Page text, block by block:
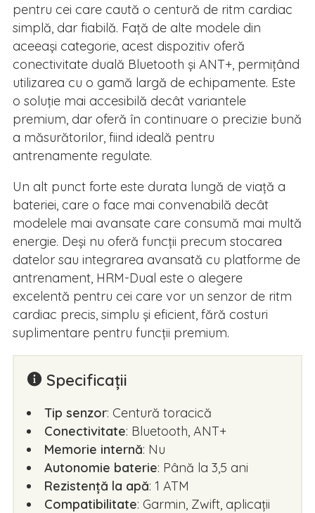
pentru cei care caută o centură de ritm cardiac
simplă, dar fiabilă. Față de alte modele din
aceeași categorie, acest dispozitiv oferă
conectivitate duală Bluetooth și ANT+, permițând
utilizarea cu o gamă largă de echipamente. Este
o soluție mai accesibilă decât variantele
premium, dar oferă în continuare o precizie bună
a măsurătorilor, fiind ideală pentru
antrenamente regulate.
Un alt punct forte este durata lungă de viață a
bateriei, care o face mai convenabilă decât
modelele mai avansate care consumă mai multă
energie. Deși nu oferă funcții precum stocarea
datelor sau integrarea avansată cu platforme de
antrenament, HRM-Dual este o alegere
excelentă pentru cei care vor un senzor de ritm
cardiac precis, simplu și eficient, fără costuri
suplimentare pentru funcții premium.
Specificații
Tip senzor: Centură toracică
Conectivitate: Bluetooth, ANT+
Memorie internă: Nu
Autonomie baterie: Până la 3,5 ani
Rezistență la apă: 1 ATM
Compatibilitate: Garmin, Zwift, aplicații